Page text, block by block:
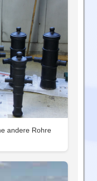
andere Rohre